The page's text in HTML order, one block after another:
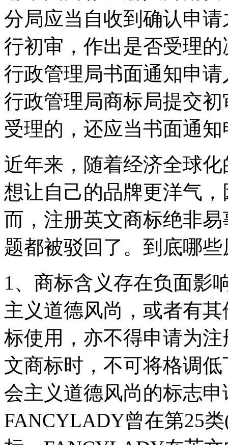
分局应当自收到确认申
行初审，作出是否受理
行政管理局书面通知申
行政管理局商标局提交
受理的，还应当书面通
近年来，随着经济全球
想让自己的品牌更洋气
而，注册英文商标绝非
题都被驳回了。到底哪
1、商标含义存在负面影
主义道德风尚，或者有
标使用，亦不得申请为
文商标时，不可将格调
会主义道德风尚的标志
FANCYLADY曾在第25